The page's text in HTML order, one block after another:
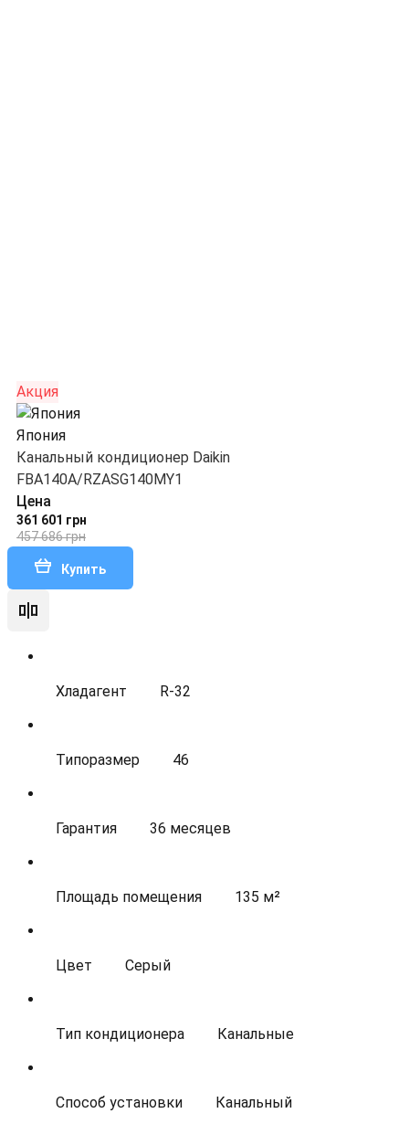
Акция
Япония
Канальный кондиционер Daikin
FBA140A/RZASG140MY1
Цена
361 601 грн
457 686 грн
Купить
Хладагент R-32
Типоразмер 46
Гарантия 36 месяцев
Площадь помещения 135 м²
Цвет Серый
Тип кондиционера Канальные
Способ установки Канальный